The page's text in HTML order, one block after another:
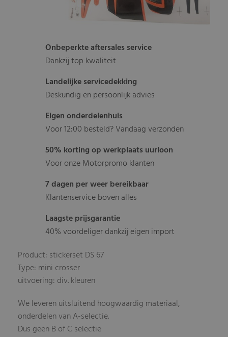
Onbeperkte aftersales service
Dankzij top kwaliteit
Landelijke servicedekking
Deskundig en persoonlijk advies
Eigen onderdelenhuis
Voor 12:00 besteld? Vandaag verzonden
50% korting op werkplaats uurloon
Voor onze Motorpromo klanten
7 dagen per weer bereikbaar
Klantenservice boven alles
Laagste prijsgarantie
40% voordeliger dankzij eigen import
Product: stickerset DS 67
Type: mini crosser
uitvoering: div. kleuren
We leveren uitsluitend hoogwaardig materiaal,
onderdelen van A-selectie.
Dus geen B of C selectie